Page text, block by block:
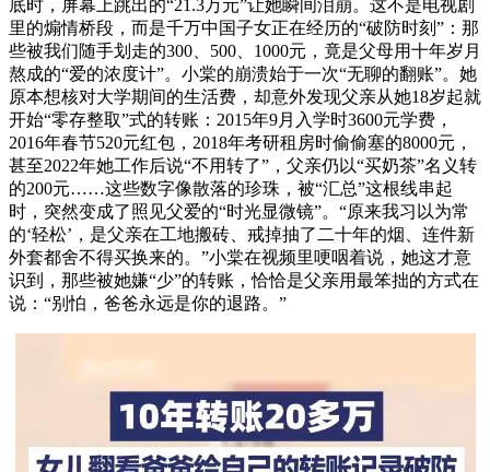
底时，屏幕上跳出的“21.3万元”让她瞬间泪崩。这不是电视剧
里的煽情桥段，而是千万中国子女正在经历的“破防时刻”：那
些被我们随手划走的300、500、1000元，竟是父母用十年岁月
熬成的“爱的浓度计”。小棠的崩溃始于一次“无聊的翻账”。她
原本想核对大学期间的生活费，却意外发现父亲从她18岁起就
开始“零存整取”式的转账：2015年9月入学时3600元学费，
2016年春节520元红包，2018年考研租房时偷偷塞的8000元，
甚至2022年她工作后说“不用转了”，父亲仍以“买奶茶”名义转
的200元……这些数字像散落的珍珠，被“汇总”这根线串起
时，突然变成了照见父爱的“时光显微镜”。“原来我习以为常
的‘轻松’，是父亲在工地搬砖、戒掉抽了二十年的烟、连件新
外套都舍不得买换来的。”小棠在视频里哽咽着说，她这才意
识到，那些被她嫌“少”的转账，恰恰是父亲用最笨拙的方式在
说：“别怕，爸爸永远是你的退路。”